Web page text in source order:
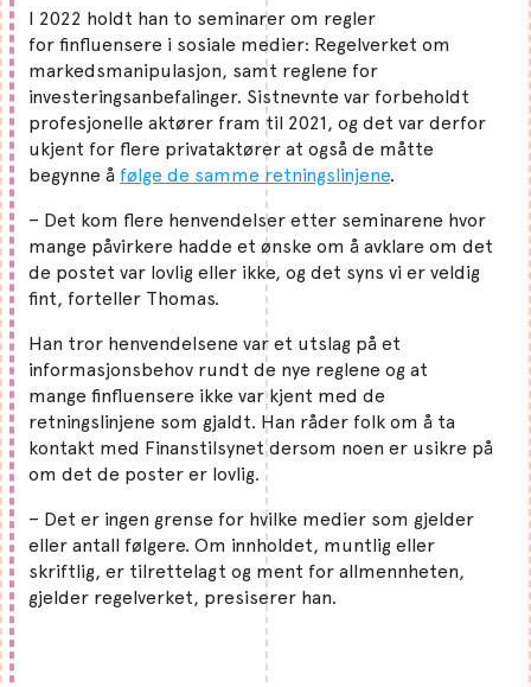
I 2022 holdt han to seminarer om regler
for finfluensere i sosiale medier: Regelverket om
markedsmanipulasjon, samt reglene for
investeringsanbefalinger. Sistnevnte var forbeholdt
profesjonelle aktører fram til 2021, og det var derfor
ukjent for flere privataktører at også de måtte
begynne å følge de samme retningslinjene.
– Det kom flere henvendelser etter seminarene hvor
mange påvirkere hadde et ønske om å avklare om det
de postet var lovlig eller ikke, og det syns vi er veldig
fint, forteller Thomas.
Han tror henvendelsene var et utslag på et
informasjonsbehov rundt de nye reglene og at
mange finfluensere ikke var kjent med de
retningslinjene som gjaldt. Han råder folk om å ta
kontakt med Finanstilsynet dersom noen er usikre på
om det de poster er lovlig.
– Det er ingen grense for hvilke medier som gjelder
eller antall følgere. Om innholdet, muntlig eller
skriftlig, er tilrettelagt og ment for allmennheten,
gjelder regelverket, presiserer han.